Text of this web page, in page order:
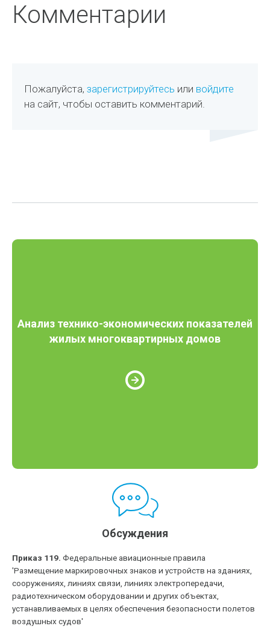
Комментарии
Пожалуйста,зарегистрируйтесь или войдите
на сайт, чтобы оставить комментарий.
Анализ технико-экономических показателей
жилых многоквартирных домов
Обсуждения
Приказ 119. Федеральные авиационные правила
'Размещение маркировочных знаков и устройств на зданиях,
сооружениях, линиях связи, линиях электропередачи,
радиотехническом оборудовании и других объектах,
устанавливаемых в целях обеспечения безопасности полетов
воздушных судов'